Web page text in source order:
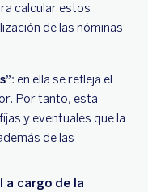
calcular estos
de las nóminas
: en ella se refleja el
Por tanto, esta
y eventuales que la
de las
a cargo de la